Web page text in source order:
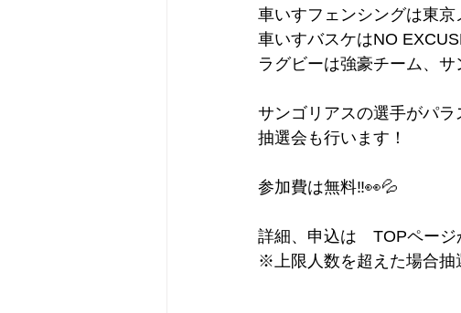
車いすフェンシングは東京
車いすバスケはNO
ラグビーは強豪チーム、
サンゴリアスの選手がパ
抽選会も行います！
参加費は無料‼︎👀💦
詳細、申込は　TOPページ
※上限人数を超えた場合抽